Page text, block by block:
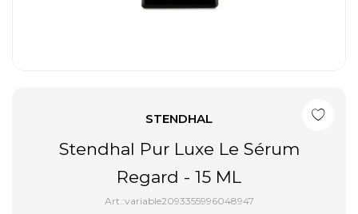
STENDHAL
Stendhal Pur Luxe Le Sérum
Regard - 15 ML
variable2093355996048947